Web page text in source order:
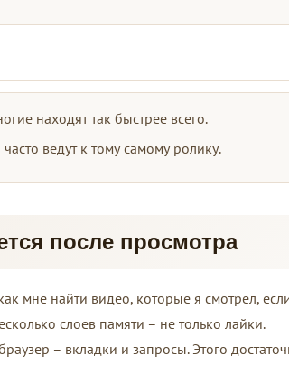
находят так быстрее всего.
ведут к тому самому ролику.
после просмотра
мне найти видео, которые я смотрел,
слоев памяти – не только лайки.
– вкладки и запросы. Этого